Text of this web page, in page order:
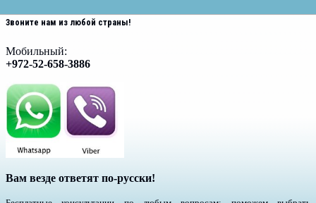
Звоните нам из любой страны!
Мобильный:
+972-52-658-3886
Вам везде ответят по-русски!